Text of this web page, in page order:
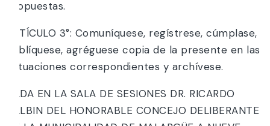
propuestas.
ARTÍCULO 3°: Comuníquese, regístrese, cúmplase,
publíquese, agréguese copia de la presente en las
actuaciones correspondientes y archívese.
DADA EN LA SALA DE SESIONES DR. RICARDO
BALBIN DEL HONORABLE CONCEJO DELIBERANTE